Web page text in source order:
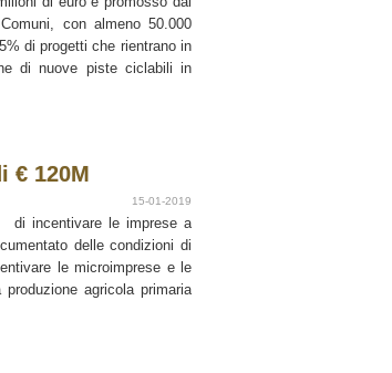
con almeno 50.000
di progetti che rientrano in
di nuove piste ciclabili in
€ 120M
15-01-2019
di incentivare le imprese a
delle condizioni di
le microimprese e le
agricola primaria